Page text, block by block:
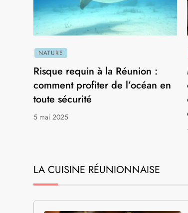
1 décembre 2025
NATURE : FAUNE ET FLORE
NATURE